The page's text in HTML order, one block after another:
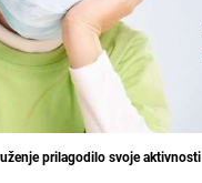
prilagodilo svoje aktivnosti